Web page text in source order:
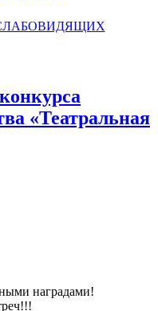
«Театральная
наградами!